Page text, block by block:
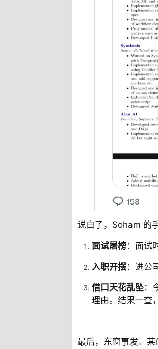
说白了，Soham 的
面试屠榜：面试
入职开摆：进公
借口天花乱坠：
理由。结果一查
最后，东窗事发。